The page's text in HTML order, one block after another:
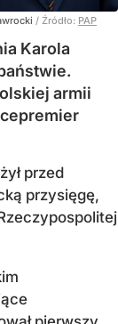
/ Źródło: PAP
Karola
armii
przed
przysięgę,